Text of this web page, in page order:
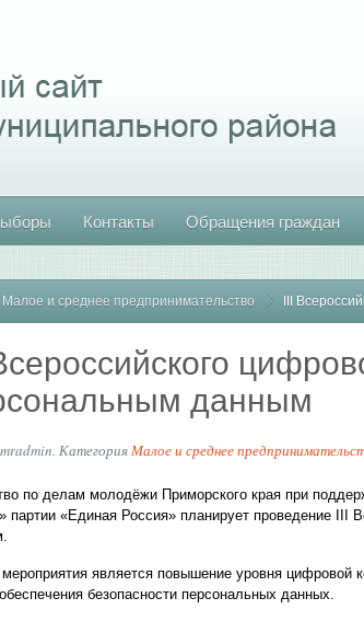
Контакты Обращения граждан
Главная
Малое и среднее предпринимательство III
данным
КатегорияМалое и среднее
по делам молодёжи Приморского края при
партии «Единая Россия» планирует проведение III
является повышение уровня цифровой
безопасности персональных данных.